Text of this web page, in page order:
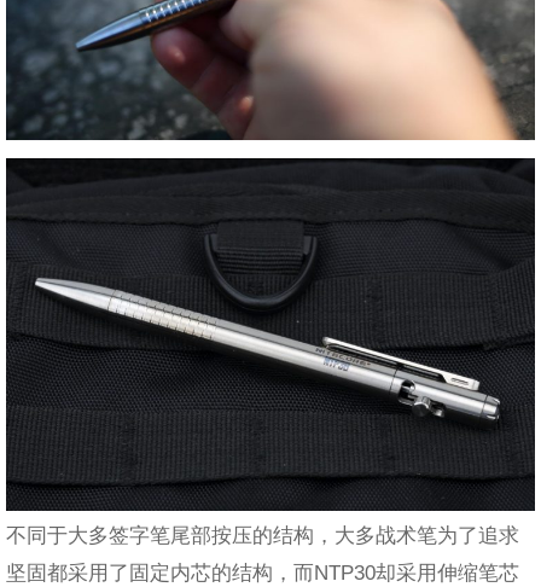
不同于大多签字笔尾部按压的结构，大多战术笔为了追求
坚固都采用了固定内芯的结构，而NTP30却采用伸缩笔芯